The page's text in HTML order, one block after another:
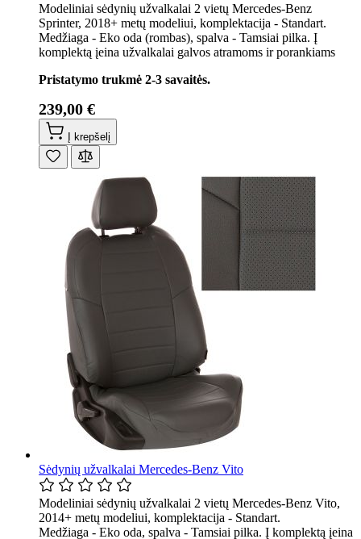
Modeliniai sėdynių užvalkalai 2 vietų Mercedes-Benz
Sprinter, 2018+ metų modeliui, komplektacija - Standart.
Medžiaga - Eko oda (rombas), spalva - Tamsiai pilka. Į
komplektą įeina užvalkalai galvos atramoms ir porankiams
Pristatymo trukmė 2-3 savaitės.
239,00 €
Į krepšelį
Sėdynių užvalkalai Mercedes-Benz Vito
Modeliniai sėdynių užvalkalai 2 vietų Mercedes-Benz Vito,
2014+ metų modeliui, komplektacija - Standart.
Medžiaga - Eko oda, spalva - Tamsiai pilka. Į komplektą įeina